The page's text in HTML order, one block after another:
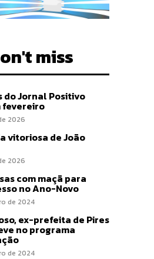
miss
do Jornal Positivo
fevereiro
2026
vitoriosa de João
2026
com maçã para
no Ano-Novo
de 2024
ex-prefeita de Pires
no programa
de 2024